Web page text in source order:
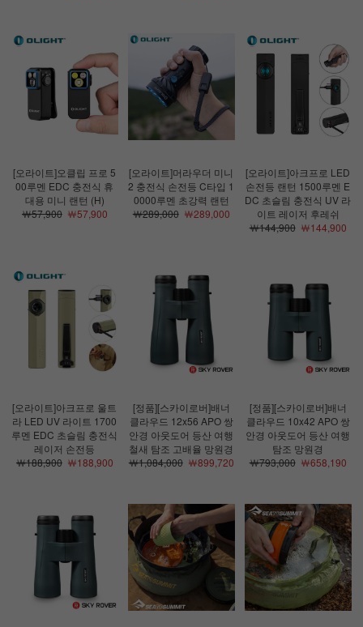
[오라이트]오클립 프로 5
00루멘 EDC 충전식 휴
대용 미니 랜턴 (H)
￦57,900￦57,900
[오라이트]머라우더 미니
2 충전식 손전등 C타입 1
0000루멘 초강력 랜턴
￦289,000￦289,000
[오라이트]아크프로 LED
손전등 랜턴 1500루멘 E
DC 초슬림 충전식 UV 라
이트 레이저 후레쉬
￦144,900￦144,900
[오라이트]아크프로 울트
라 LED UV 라이트 1700
루멘 EDC 초슬림 충전식
레이저 손전등
￦188,900￦188,900
[정품][스카이로버]배너
클라우드 12x56 APO 쌍
안경 아웃도어 등산 여행
철새 탐조 고배율 망원경
￦1,084,000￦899,720
[정품][스카이로버]배너
클라우드 10x42 APO 쌍
안경 아웃도어 등산 여행
탐조 망원경
￦793,000￦658,190